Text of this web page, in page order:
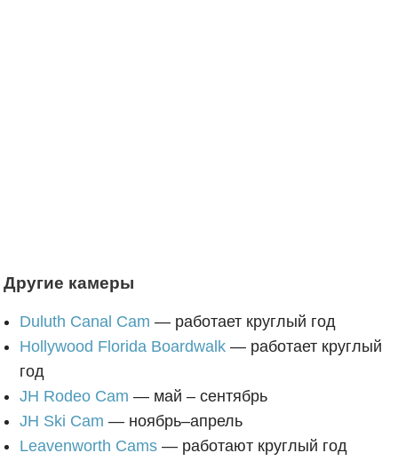
Другие камеры
Duluth Canal Cam — работает круглый год
Hollywood Florida Boardwalk— работает круглый
год
JH Rodeo Cam — май – сентябрь
JH Ski Cam — ноябрь–апрель
Leavenworth Cams— работают круглый год